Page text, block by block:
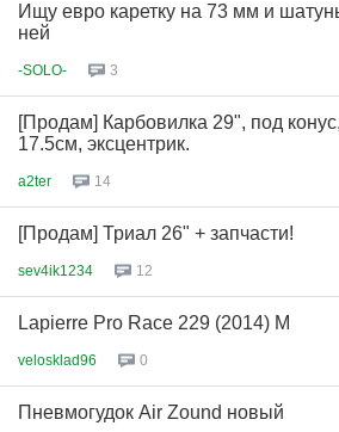
Ищу евро каретку на 73 мм и
ней
-SOLO- 3
[Продам] Карбовилка 29", под
17.5см, эксцентрик.
a2ter 14
[Продам] Триал 26" + запчасти!
sev4ik1234 12
Lapierre Pro Race 229 (2014) М
velosklad96 0
Пневмогудок Air Zound новый